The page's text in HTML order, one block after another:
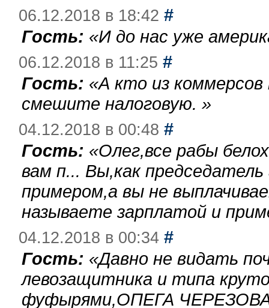
06.12.2018 в 18:42 #
Гость: «И до нас уже
06.12.2018 в 11:25 #
Гость: «А кто из
смешите налоговую. »
04.12.2018 в 00:48 #
Гость: «Олег,все рабы
вам п... Вы,как
примером,а вы не
называете зарплатой и
04.12.2018 в 00:34 #
Гость: «Давно не видать
левозащитника и типа
фуфырями,ОПЕГА